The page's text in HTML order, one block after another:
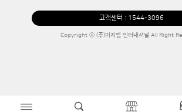
고객센터 : 1544-3096
Copyright ⓒ (주)이지엠 인터내셔널 All Right